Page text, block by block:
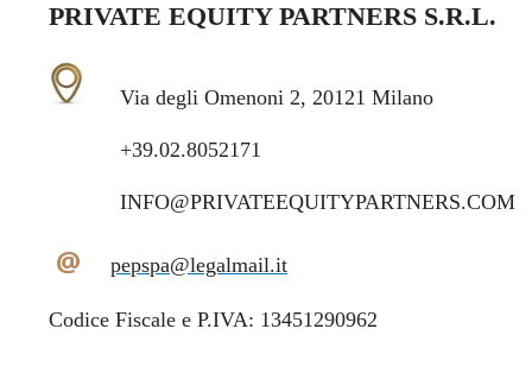
PRIVATE EQUITY PARTNERS S.R.L.
Via degli Omenoni 2, 20121 Milano
+39.02.8052171
INFO@PRIVATEEQUITYPARTNERS.COM
@ pepspa@legalmail.it
Codice Fiscale e P.IVA: 13451290962